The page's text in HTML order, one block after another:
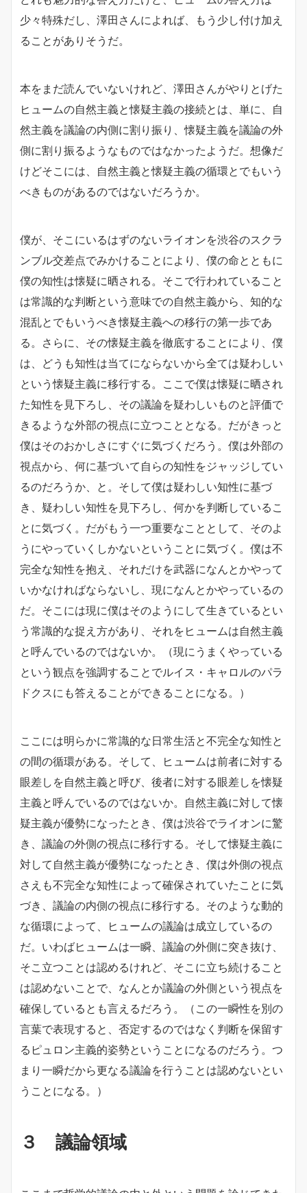
少々特殊だし、澤田さんによれば、もう少し付け加え
ることがありそうだ。
本をまだ読んでいないけれど、澤田さんがやりとげた
ヒュームの自然主義と懐疑主義の接続とは、単に、自
然主義を議論の内側に割り振り、懐疑主義を議論の外
側に割り振るようなものではなかったようだ。想像だ
けどそこには、自然主義と懐疑主義の循環とでもいう
べきものがあるのではないだろうか。
僕が、そこにいるはずのないライオンを渋谷のスクラ
ンブル交差点でみかけることにより、僕の命とともに
僕の知性は懐疑に晒される。そこで行われていること
は常識的な判断という意味での自然主義から、知的な
混乱とでもいうべき懐疑主義への移行の第一歩であ
る。さらに、その懐疑主義を徹底することにより、僕
は、どうも知性は当てにならないから全ては疑わしい
という懐疑主義に移行する。ここで僕は懐疑に晒され
た知性を見下ろし、その議論を疑わしいものと評価で
きるような外部の視点に立つこととなる。だがきっと
僕はそのおかしさにすぐに気づくだろう。僕は外部の
視点から、何に基づいて自らの知性をジャッジしてい
るのだろうか、と。そして僕は疑わしい知性に基づ
き、疑わしい知性を見下ろし、何かを判断しているこ
とに気づく。だがもう一つ重要なこととして、そのよ
うにやっていくしかないということに気づく。僕は不
完全な知性を抱え、それだけを武器になんとかやって
いかなければならないし、現になんとかやっているの
だ。そこには現に僕はそのようにして生きているとい
う常識的な捉え方があり、それをヒュームは自然主義
と呼んでいるのではないか。（現にうまくやっている
という観点を強調することでルイス・キャロルのパラ
ドクスにも答えることができることになる。）
ここには明らかに常識的な日常生活と不完全な知性と
の間の循環がある。そして、ヒュームは前者に対する
眼差しを自然主義と呼び、後者に対する眼差しを懐疑
主義と呼んでいるのではないか。自然主義に対して懐
疑主義が優勢になったとき、僕は渋谷でライオンに驚
き、議論の外側の視点に移行する。そして懐疑主義に
対して自然主義が優勢になったとき、僕は外側の視点
さえも不完全な知性によって確保されていたことに気
づき、議論の内側の視点に移行する。そのような動的
な循環によって、ヒュームの議論は成立しているの
だ。いわばヒュームは一瞬、議論の外側に突き抜け、
そこ立つことは認めるけれど、そこに立ち続けること
は認めないことで、なんとか議論の外側という視点を
確保しているとも言えるだろう。（この一瞬性を別の
言葉で表現すると、否定するのではなく判断を保留す
るピュロン主義的姿勢ということになるのだろう。つ
まり一瞬だから更なる議論を行うことは認めないとい
うことになる。）
３ 議論領域